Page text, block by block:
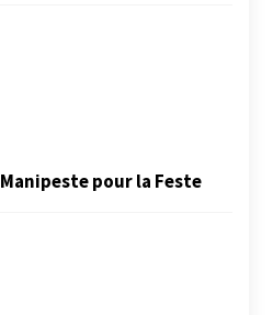
Manipeste pour la Feste